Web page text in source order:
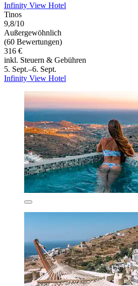
Infinity View Hotel
Tinos
9,8/10
Außergewöhnlich
(60 Bewertungen)
316 €
inkl. Steuern & Gebühren
5. Sept.–6. Sept.
Infinity View Hotel